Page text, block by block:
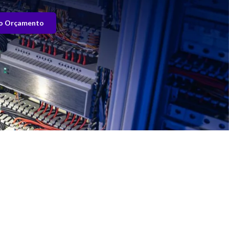
Orçamento